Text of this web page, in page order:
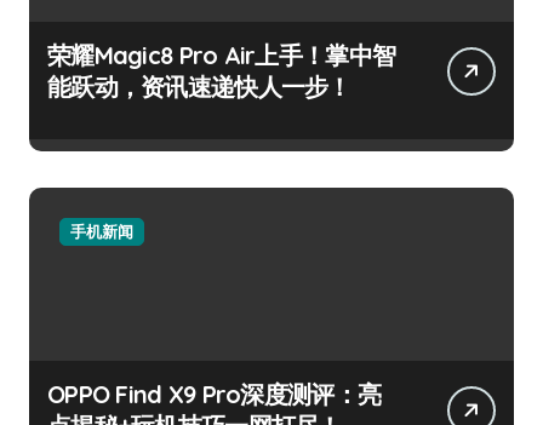
荣耀Magic8 Pro Air上手！掌中智
能跃动，资讯速递快人一步！
手机新闻
OPPO Find X9 Pro深度测评：亮